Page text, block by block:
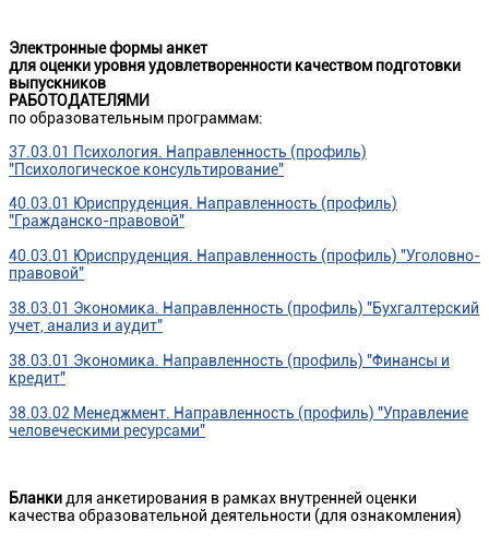
Электронные формы анкет
для оценки уровня удовлетворенности качеством подготовки
выпускников
РАБОТОДАТЕЛЯМИ
по образовательным программам:
37.03.01 Психология. Направленность (профиль)
"Психологическое консультирование"
40.03.01 Юриспруденция. Направленность (профиль)
"Гражданско-правовой"
40.03.01 Юриспруденция. Направленность (профиль) "Уголовно-
правовой"
38.03.01 Экономика. Направленность (профиль) "Бухгалтерский
учет, анализ и аудит"
38.03.01 Экономика. Направленность (профиль) "Финансы и
кредит"
38.03.02 Менеджмент. Направленность (профиль) "Управление
человеческими ресурсами"
Бланки для анкетирования в рамках внутренней оценки
качества образовательной деятельности (для ознакомления)